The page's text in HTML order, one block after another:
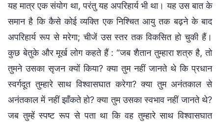
यह मात्र एक संयोग था, परंतु यह अपरिहार्य भी था। यह उस बात के
समान है कि कैसे कोई व्यक्ति एक निश्चित आयु तक बढ़ने के बाद
अपरिहार्य रूप से मरेगा; चीजें उस स्तर तक विकसित हो चुकी हैं।
कुछ बेतुके और मूर्ख लोग कहते हैं : “जब शैतान तुम्हारा शत्रु है, तो
तुमने उसका सृजन क्यों किया? क्या तुम नहीं जानते थे कि प्रधान
स्वर्गदूत तुम्हारे साथ विश्वासघात करेगा? क्या तुम अनंतकाल से
अनंतकाल में नहीं झाँकते हो? क्या तुम उसका स्वभाव नहीं जानते थे?
जब तुम्हें स्पष्ट रूप से पता था कि वह तुम्हारे साथ विश्वासघात